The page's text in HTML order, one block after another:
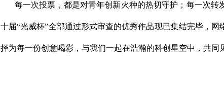
每一次投票，都是对青年创新火种的热切守护；每一次
十届“光威杯”全部通过形式审查的优秀作品现已集结完毕，
择为每一份创意喝彩，与我们一起在浩瀚的科创星空中，共同